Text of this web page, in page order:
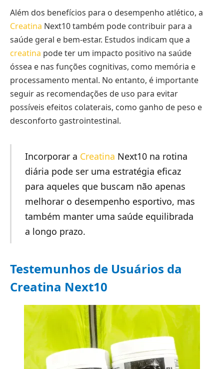
Além dos benefícios para o desempenho atlético, a
Creatina Next10 também pode contribuir para a
saúde geral e bem-estar. Estudos indicam que a
creatina pode ter um impacto positivo na saúde
óssea e nas funções cognitivas, como memória e
processamento mental. No entanto, é importante
seguir as recomendações de uso para evitar
possíveis efeitos colaterais, como ganho de peso e
desconforto gastrointestinal.
Incorporar a Creatina Next10 na rotina
diária pode ser uma estratégia eficaz
para aqueles que buscam não apenas
melhorar o desempenho esportivo, mas
também manter uma saúde equilibrada
a longo prazo.
Testemunhos de Usuários da
Creatina Next10